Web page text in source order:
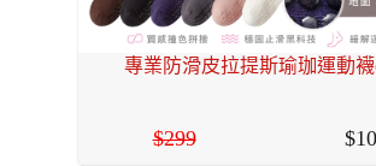
專業防滑皮拉提斯瑜珈運動
299